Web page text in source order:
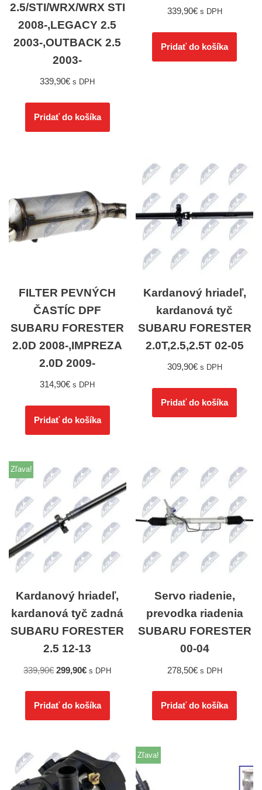
2.5/STI/WRX/WRX STI
2008-,LEGACY 2.5
2003-,OUTBACK 2.5
2003-
339,90€ s DPH
Pridať do košíka
339,90€ s DPH
Pridať do košíka
FILTER PEVNÝCH
ČASTÍC DPF
SUBARU FORESTER
2.0D 2008-,IMPREZA
2.0D 2009-
314,90€ s DPH
Pridať do košíka
Kardanový hriadeľ,
kardanová tyč
SUBARU FORESTER
2.0T,2.5,2.5T 02-05
309,90€ s DPH
Pridať do košíka
Zľava!
Kardanový hriadeľ,
kardanová tyč zadná
SUBARU FORESTER
2.5 12-13
339,90€ 299,90€ s DPH
Pridať do košíka
Servo riadenie,
prevodka riadenia
SUBARU FORESTER
00-04
278,50€ s DPH
Pridať do košíka
Zľava!